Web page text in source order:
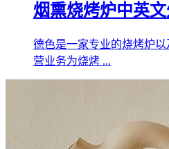
烟熏烧烤炉中英
德色是一家专业的烧烤炉
营业务为烧烤 ...